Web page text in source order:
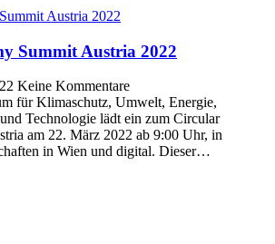
Summit Austria 2022
Keine Kommentare
für Klimaschutz, Umwelt, Energie,
Technologie lädt ein zum Circular
am 22. März 2022 ab 9:00 Uhr, in
in Wien und digital. Dieser…